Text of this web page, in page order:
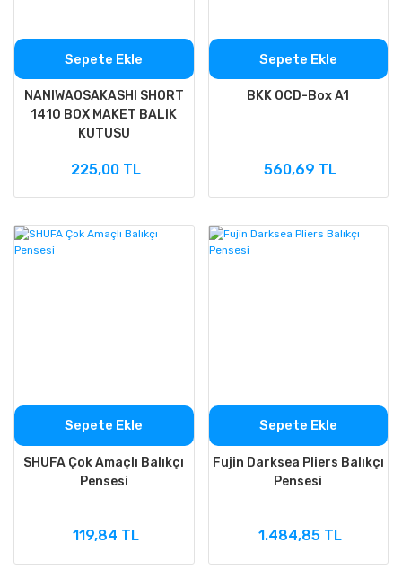
Sepete Ekle
NANIWAOSAKASHI SHORT
1410 BOX MAKET BALIK
KUTUSU
225,00 TL
Sepete Ekle
BKK OCD-Box A1
560,69 TL
Sepete Ekle
SHUFA Çok Amaçlı Balıkçı
Pensesi
119,84 TL
Sepete Ekle
Fujin Darksea Pliers Balıkçı
Pensesi
1.484,85 TL